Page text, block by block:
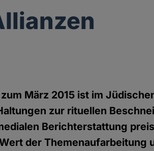
März 2015 ist im
zur rituellen
Berichterstattung
der Themenaufarbeitung